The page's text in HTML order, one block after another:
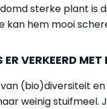
sterke plant is
kan hem mooi
VERKEERD
(bio)diversiteit
weinig stuifmeel.